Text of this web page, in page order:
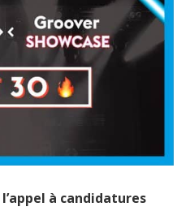
à candidatures